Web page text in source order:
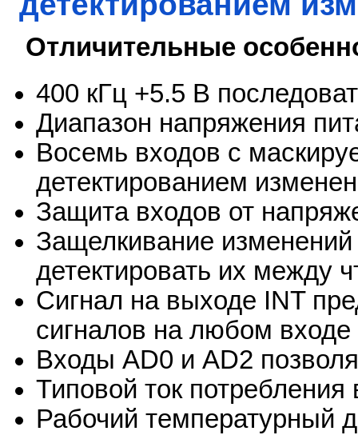
Отличительные
400 кГц +5.5 В
Диапазон напряжения
Восемь входов с
детектированием
Защита входов от
Защелкивание изменений
детектировать их между
Сигнал на выходе INT
сигналов на любом входе
Входы AD0 и AD2
Типовой ток
Рабочий температурный